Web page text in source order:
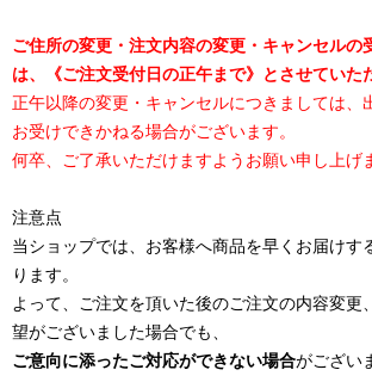
ご住所の変更・注文内容の変更・キャンセルの
は、《ご注文受付日の正午まで》とさせていた
正午以降の変更・キャンセルにつきましては、
お受けできかねる場合がございます。
何卒、ご了承いただけますようお願い申し上げ
注意点
当ショップでは、お客様へ商品を早くお届けす
ります。
よって、ご注文を頂いた後のご注文の内容変更
望がございました場合でも、
ご意向に添ったご対応ができない場合がござい